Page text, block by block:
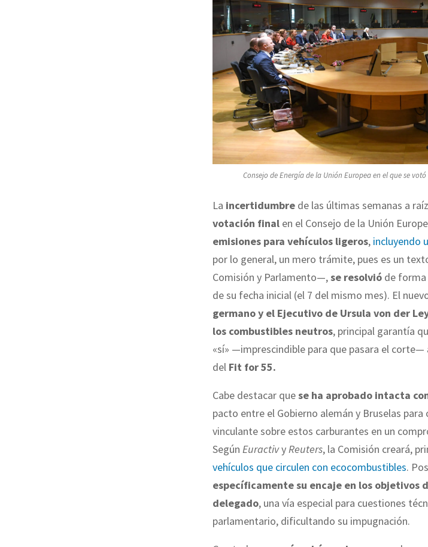
Consejo de Energía de la Unión Europea en el que se
La incertidumbre de las últimas semanas a
votación final en el Consejo de la Unión
emisiones para vehículos ligeros, incluyendo
por lo general, un mero trámite, pues es un
Comisión y Parlamento—,se resolvió de
de su fecha inicial (el 7 del mismo mes). El
germano y el Ejecutivo de Ursula von der
los combustibles neutros, principal garantía
«sí» —imprescindible para que pasara el
del Fit for 55.
Cabe destacar quese ha aprobado intacta
pacto entre el Gobierno alemán y Bruselas
vinculante sobre estos carburantes en un
Según EuractivyReuters, la Comisión creará,
vehículos que circulen con ecocombustibles.
específicamente su encaje en los objetivos
delegado, una vía especial para cuestiones
parlamentario, dificultando su impugnación.